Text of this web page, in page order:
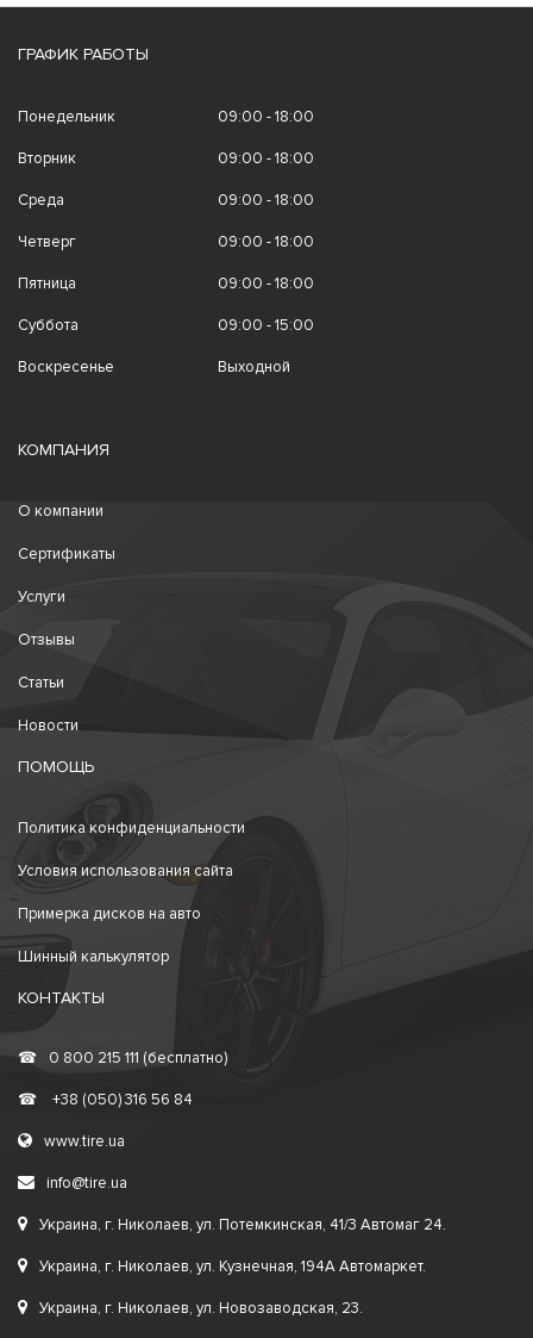
ГРАФИК РАБОТЫ
Понедельник 09:00 - 18:00
Вторник 09:00 - 18:00
Среда 09:00 - 18:00
Четверг 09:00 - 18:00
Пятница 09:00 - 18:00
Суббота 09:00 - 15:00
Воскресенье Выходной
КОМПАНИЯ
О компании
Сертификаты
Услуги
Отзывы
Статьи
Новости
ПОМОЩЬ
Политика конфиденциальности
Условия использования сайта
Примерка дисков на авто
Шинный калькулятор
КОНТАКТЫ
☎ 0 800 215 111 (бесплатно)
☎ +38 (050) 316 56 84
www.tire.ua
info@tire.ua
Украина, г. Николаев, ул. Потемкинская, 41/3 Автомаг 24.
Украина, г. Николаев, ул. Кузнечная, 194А Автомаркет.
Украина, г. Николаев, ул. Новозаводская, 23.